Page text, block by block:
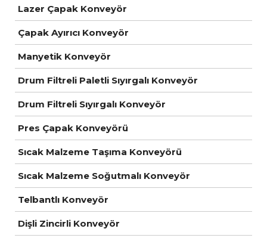
Lazer Çapak Konveyör
Çapak Ayırıcı Konveyör
Manyetik Konveyör
Drum Filtreli Paletli Sıyırgalı Konveyör
Drum Filtreli Sıyırgalı Konveyör
Pres Çapak Konveyörü
Sıcak Malzeme Taşıma Konveyörü
Sıcak Malzeme Soğutmalı Konveyör
Telbantlı Konveyör
Dişli Zincirli Konveyör